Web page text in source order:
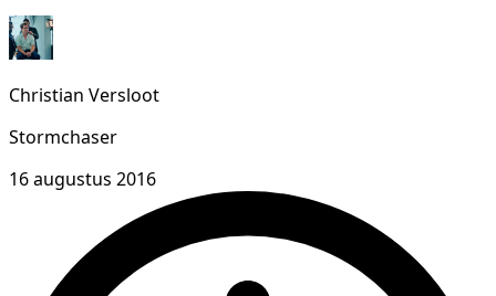
Christian Versloot
Stormchaser
16 augustus 2016